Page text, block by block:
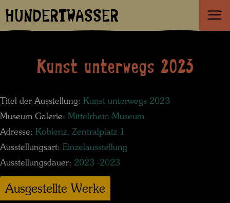
HUNDERTWASSER
Kunst unterwegs 2023
Titel der Ausstellung: Kunst unterwegs 2023
Museum Galerie: Mittelrhein-Museum
Adresse: Koblenz, Zentralplatz 1
Ausstellungsart: Einzelausstellung
Ausstellungsdauer: 2023 -2023
Ausgestellte Werke